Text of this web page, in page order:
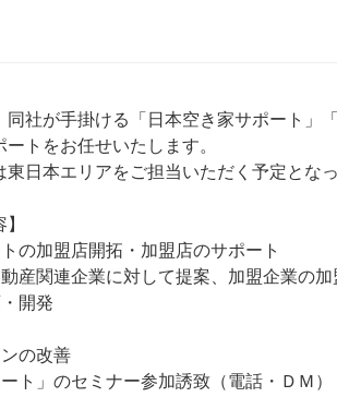
同社が手掛ける「日本空き家サポート」
トをお任せいたします。
日本エリアをご担当いただく予定とな
の加盟店開拓・加盟店のサポート
産関連企業に対して提案、加盟企業の
開発
の改善
ト」のセミナー参加誘致（電話・ＤＭ）